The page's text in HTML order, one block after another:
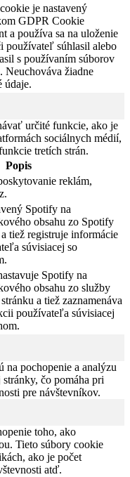
je nastavený
GDPR Cookie
a používa sa na uloženie
používateľ súhlasil alebo
s používaním súborov
Neuchováva žiadne
údaje.
určité funkcie, ako je
sociálnych médií,
tretích strán.
Popis
reklám,
Spotify na
obsahu zo Spotify
tiež registruje informácie
súvisiacej so
Spotify na
obsahu zo služby
a tiež zaznamenáva
používateľa súvisiacej
na pochopenie a analýzu
čo pomáha pri
pre návštevníkov.
toho, ako
Tieto súbory cookie
ako je počet
atď.